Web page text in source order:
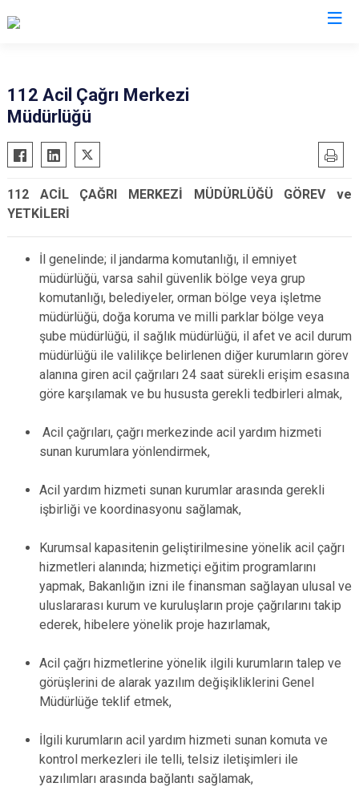
112 Acil Çağrı Merkezi
Müdürlüğü
112 ACİL ÇAĞRI MERKEZİ MÜDÜRLÜĞÜ GÖREV ve
YETKİLERİ
İl genelinde; il jandarma komutanlığı, il emniyet
müdürlüğü, varsa sahil güvenlik bölge veya grup
komutanlığı, belediyeler, orman bölge veya işletme
müdürlüğü, doğa koruma ve milli parklar bölge veya
şube müdürlüğü, il sağlık müdürlüğü, il afet ve acil durum
müdürlüğü ile valilikçe belirlenen diğer kurumların görev
alanına giren acil çağrıları 24 saat sürekli erişim esasına
göre karşılamak ve bu hususta gerekli tedbirleri almak,
Acil çağrıları, çağrı merkezinde acil yardım hizmeti
sunan kurumlara yönlendirmek,
Acil yardım hizmeti sunan kurumlar arasında gerekli
işbirliği ve koordinasyonu sağlamak,
Kurumsal kapasitenin geliştirilmesine yönelik acil çağrı
hizmetleri alanında; hizmetiçi eğitim programlarını
yapmak, Bakanlığın izni ile finansman sağlayan ulusal ve
uluslararası kurum ve kuruluşların proje çağrılarını takip
ederek, hibelere yönelik proje hazırlamak,
Acil çağrı hizmetlerine yönelik ilgili kurumların talep ve
görüşlerini de alarak yazılım değişikliklerini Genel
Müdürlüğe teklif etmek,
İlgili kurumların acil yardım hizmeti sunan komuta ve
kontrol merkezleri ile telli, telsiz iletişimleri ile
yazılımları arasında bağlantı sağlamak,